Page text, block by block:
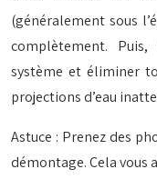
(généralement sous
complètement.
système et éliminer
projections d’eau
Astuce : Prenez des
démontage. Cela vous